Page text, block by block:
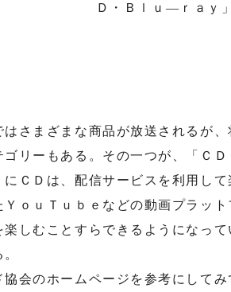
Ｄ・Ｂｌｕ―ｒａｙ
さまざまな商品が放送されるが、
リーもある。その一つが、「ＣＤ
ＣＤは、配信サービスを利用して
ｏｕＴｕｂｅなどの動画プラッ
しむことすらできるようになっ
会のホームページを参考にしてみ